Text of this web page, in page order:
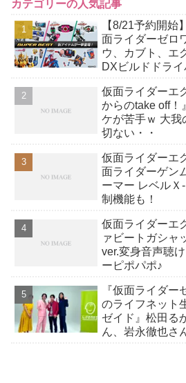
カテゴリーの人気記事
【8/21予約開
面ライダーゼロ
ウ、カブト、エ
DXビルドドラ
か12点！
仮面ライダーエ
からのtake off！
ケが苦手ｗ 大我
切ない・・
仮面ライダーエ
面ライダーゲン
ーマー レベルＸ
制機能も！
仮面ライダーエ
ァビートガシャ
ver.変身音声聴
ーピポパポ♪
『仮面ライダ
のライフネット
ゼイド』松田る
ん、岩永徹也さ